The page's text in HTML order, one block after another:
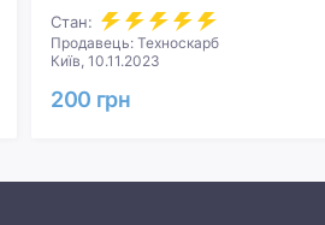
Стан:
Продавець: Техноскарб
Київ, 10.11.2023
200 грн